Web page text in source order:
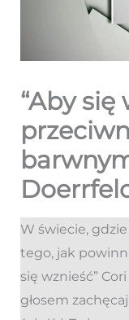
“Aby się
W świecie,
tego, jak
się wznieść”
głosem